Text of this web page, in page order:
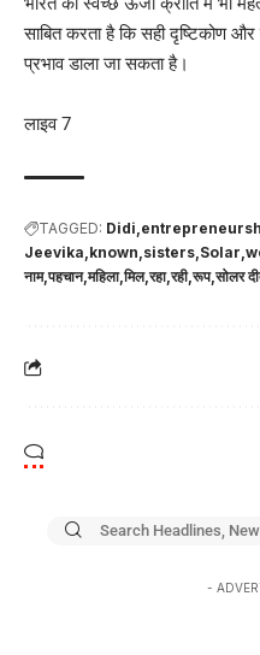
साबित करता है कि सही दृष्टिकोण
प्रभाव डाला जा सकता है।
लाइव 7
TAGGED: Didi
Jeevika known sisters Solar
नाम पहचान महिला मिल रहा रही रूप सोलर
-